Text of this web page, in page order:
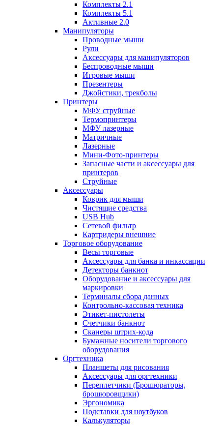
Комплекты 2.1
Комплекты 5.1
Активные 2.0
Манипуляторы
Проводные мыши
Рули
Аксессуары для манипуляторов
Беспроводные мыши
Игровые мыши
Презентеры
Джойстики, трекболы
Принтеры
МФУ струйные
Термопринтеры
МФУ лазерные
Матричные
Лазерные
Мини-Фото-принтеры
Запасные части и аксессуары для
принтеров
Струйные
Аксессуары
Коврик для мыши
Чистящие средства
USB Hub
Сетевой фильтр
Картридеры внешние
Торговое оборудование
Весы торговые
Аксессуары для банка и инкассации
Детекторы банкнот
Оборудование и аксессуары для
маркировки
Терминалы сбора данных
Контрольно-кассовая техника
Этикет-пистолеты
Счетчики банкнот
Сканеры штрих-кода
Бумажные носители торгового
оборудования
Оргтехника
Планшеты для рисования
Аксессуары для оргтехники
Переплетчики (Брошюраторы,
брошюровщики)
Эргономика
Подставки для ноутбуков
Калькуляторы